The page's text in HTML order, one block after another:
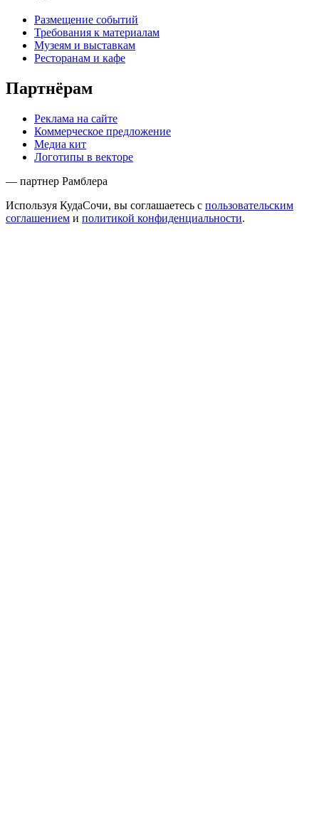
Размещение событий
Требования к материалам
Музеям и выставкам
Ресторанам и кафе
Партнёрам
Реклама на сайте
Коммерческое предложение
Медиа кит
Логотипы в векторе
— партнер Рамблера
Используя КудаСочи, вы соглашаетесь с пользовательским
соглашением и политикой конфиденциальности.